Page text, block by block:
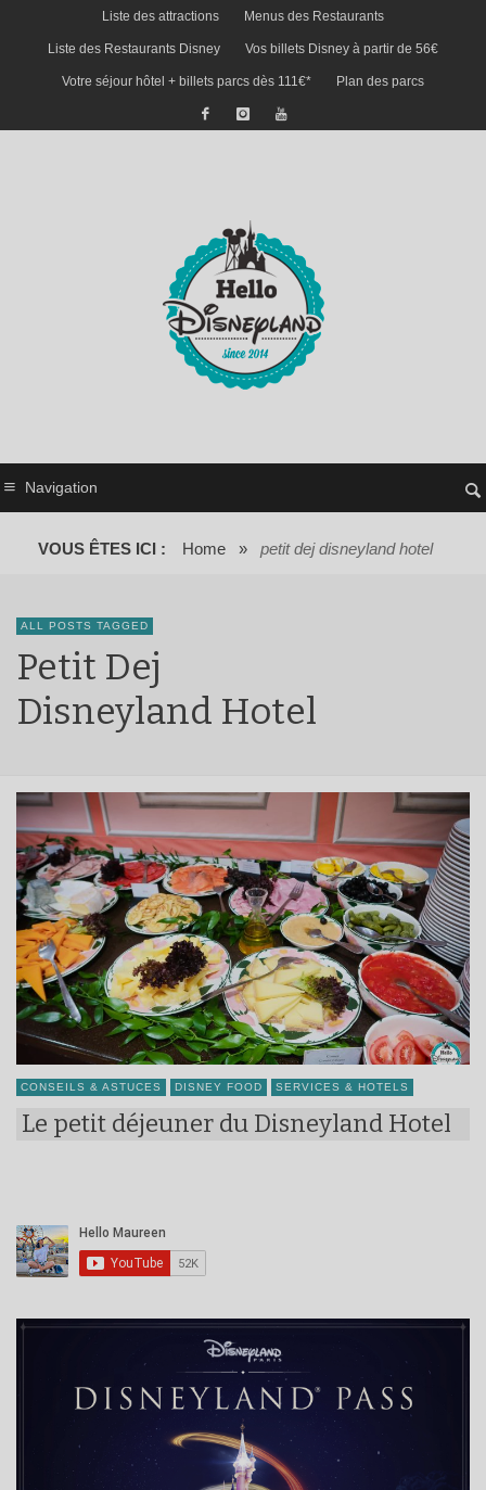
Liste des attractions Menus des Restaurants
Liste des Restaurants Disney Vos billets Disney à partir de 56€
Votre séjour hôtel + billets parcs dès 111€* Plan des parcs
Navigation
VOUS ÊTES ICI : Home » petit dej disneyland hotel
ALL POSTS TAGGED
Petit Dej
Disneyland Hotel
CONSEILS & ASTUCES DISNEY FOOD SERVICES & HOTELS
Le petit déjeuner du Disneyland Hotel